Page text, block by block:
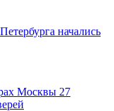
начались
Москвы 27